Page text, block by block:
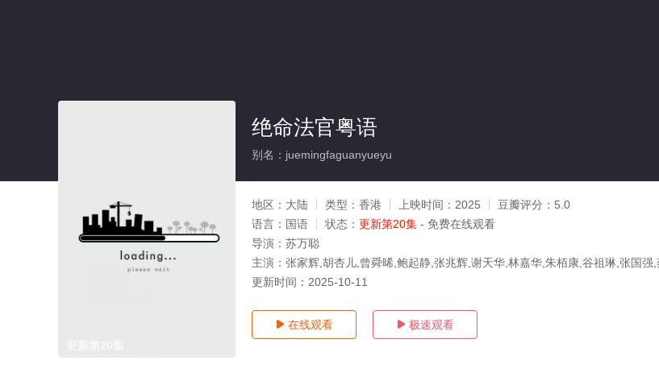
绝命法官粤语
别名：juemingfaguanyueyu
地区： 大陆 类型： 香港 上映时间： 2025 豆瓣评分： 5.0
语言： 国语 状态： 更新第20集 - 免费在线观看
导演： 苏万聪
主演： 张家辉,胡杏儿,曾舜晞,鲍起静,张兆辉,谢天华,林嘉华,朱栢康,谷祖琳,张国
更新时间： 2025-10-11
 在线观看  极速观看